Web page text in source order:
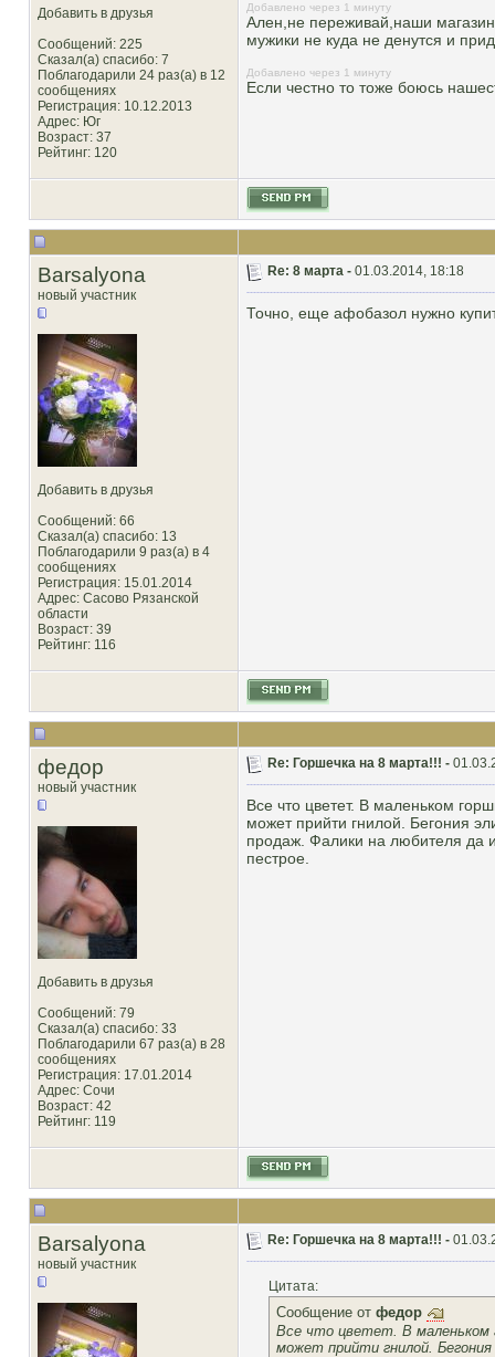
Добавить в друзья
Сообщений: 225
Сказал(а) спасибо: 7
Поблагодарили 24 раз(а) в 12
сообщениях
Регистрация: 10.12.2013
Адрес: Юг
Возраст: 37
Рейтинг: 120
Добавлено через 1 минуту
Ален,не переживай,наши
мужики не куда не денутся и
Добавлено через 1 минуту
Если честно то тоже боюсь
Barsalyona
новый участник
Добавить в друзья
Сообщений: 66
Сказал(а) спасибо: 13
Поблагодарили 9 раз(а) в 4
сообщениях
Регистрация: 15.01.2014
Адрес: Сасово Рязанской
области
Возраст: 39
Рейтинг: 116
Re: 8 марта - 01.03.2014, 18:18
Точно, еще афобазол нужно
федор
новый участник
Добавить в друзья
Сообщений: 79
Сказал(а) спасибо: 33
Поблагодарили 67 раз(а) в 28
сообщениях
Регистрация: 17.01.2014
Адрес: Сочи
Возраст: 42
Рейтинг: 119
Re: Горшечка на 8 марта!!! -
Все что цветет. В маленьком
может прийти гнилой. Бегония
продаж. Фалики на любителя да
пестрое.
Barsalyona
новый участник
Re: Горшечка на 8 марта!!! -
Цитата:
Сообщение от федор
Все что цветет. В маленьком
может прийти гнилой.